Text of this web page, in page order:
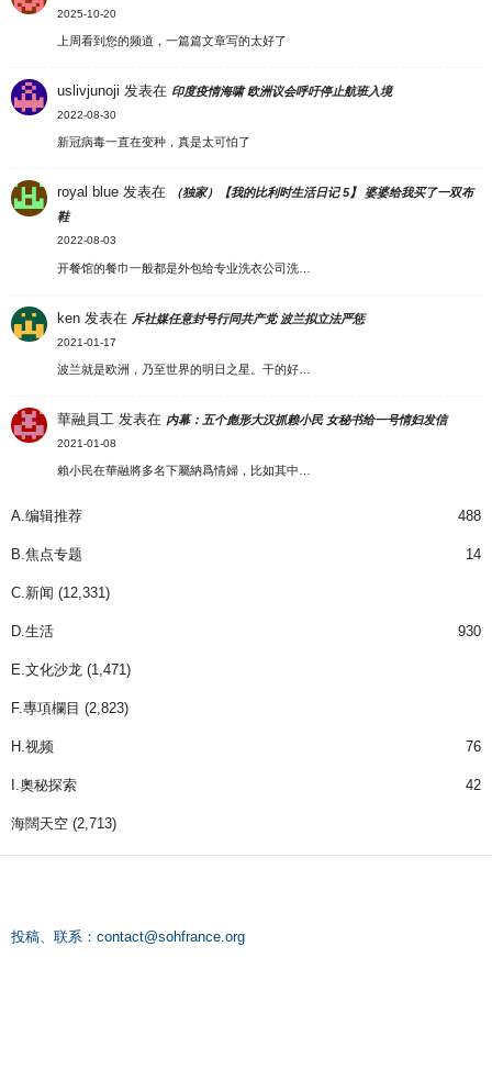
2025-10-20
上周看到您的频道，一篇篇文章写的太好了
uslivjunoji 发表在 印度疫情海啸 欧洲议会呼吁停止航班入境
2022-08-30
新冠病毒一直在变种，真是太可怕了
royal blue 发表在
（独家）【我的比利时生活日记 5】 婆婆给我买了一双布
鞋
2022-08-03
开餐馆的餐巾一般都是外包给专业洗衣公司洗…
ken 发表在 斥社媒任意封号行同共产党 波兰拟立法严惩
2021-01-17
波兰就是欧洲，乃至世界的明日之星。干的好…
華融員工 发表在 内幕：五个彪形大汉抓赖小民 女秘书给一号情妇发信
2021-01-08
賴小民在華融將多名下屬納爲情婦，比如其中…
A.编辑推荐 488
B.焦点专题 14
C.新闻 (12,331)
D.生活 930
E.文化沙龙 (1,471)
F.專項欄目 (2,823)
H.视频 76
I.奧秘探索 42
海闊天空 (2,713)
投稿、联系： contact@sohfrance.org